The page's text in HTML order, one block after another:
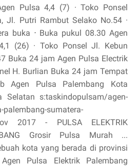
Pulsa 4,4 (7) · Toko Ponsel
Jl. Putri Rambut Selako No.54 ·
buka ⋅ Buka pukul 08.30 Agen
(26) · Toko Ponsel Jl. Kebun
Buka 24 jam Agen Pulsa Electrik
H. Burlian Buka 24 jam Tempat
Agen Pulsa Palembang Kota
Selatan s:taskindopulsam/agen-
palembang-sumatera-
2017 - PULSA ELEKTRIK
Grosir Pulsa Murah ...
kota yang berada di provinsi
Pulsa Elektrik Palembang